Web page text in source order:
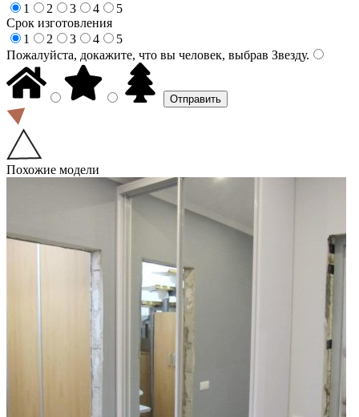
1
2 3 4
5
Срок изготовления
1
2 3 4
5
Пожалуйста, докажите, что вы человек, выбрав Звезду.
Похожие модели